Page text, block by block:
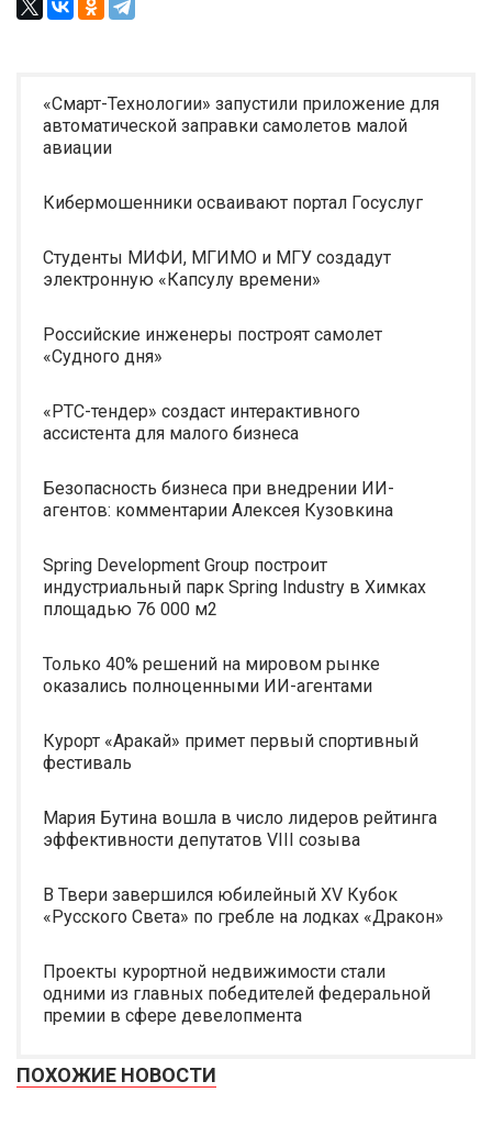
«Смарт-Технологии» запустили приложение для
автоматической заправки самолетов малой
авиации
Кибермошенники осваивают портал Госуслуг
Студенты МИФИ, МГИМО и МГУ создадут
электронную «Капсулу времени»
Российские инженеры построят самолет
«Судного дня»
«РТС-тендер» создаст интерактивного
ассистента для малого бизнеса
Безопасность бизнеса при внедрении ИИ-
агентов: комментарии Алексея Кузовкина
Spring Development Group построит
индустриальный парк Spring Industry в Химках
площадью 76 000 м2
Только 40% решений на мировом рынке
оказались полноценными ИИ-агентами
Курорт «Аракай» примет первый спортивный
фестиваль
Мария Бутина вошла в число лидеров рейтинга
эффективности депутатов VIII созыва
В Твери завершился юбилейный XV Кубок
«Русского Света» по гребле на лодках «Дракон»
Проекты курортной недвижимости стали
одними из главных победителей федеральной
премии в сфере девелопмента
ПОХОЖИЕ НОВОСТИ